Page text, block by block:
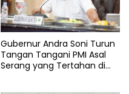
Gubernur Andra Soni Turun
Tangan Tangani PMI Asal
Serang yang Tertahan di